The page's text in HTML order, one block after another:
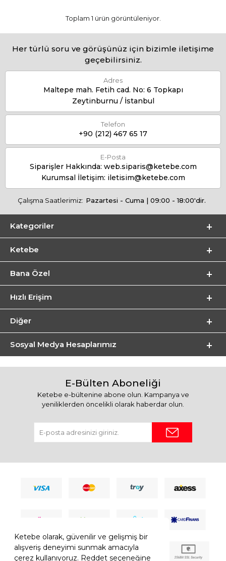
Ketebe olarak, güvenilir ve gelişmiş bir
alışveriş deneyimi sunmak amacıyla
çerez kullanıyoruz. Reddet seçeneğine
Toplam 1 ürün görüntüleniyor.
Her türlü soru ve görüşünüz için bizimle iletişime
geçebilirsiniz.
Adres
Maltepe mah. Fetih cad. No: 6 Topkapı
Zeytinburnu / İstanbul
Telefon
+90 (212) 467 65 17
E-Posta
Siparişler Hakkında: web.siparis@ketebe.com
Kurumsal İletişim: iletisim@ketebe.com
Çalışma Saatlerimiz: Pazartesi - Cuma | 09:00 - 18:00'dir.
Kategoriler
Ketebe
Bana Özel
Hızlı Erişim
Diğer
Sosyal Medya Hesaplarımız
E-Bülten Aboneliği
Ketebe e-bültenine abone olun. Kampanya ve
yeniliklerden öncelikli olarak haberdar olun.